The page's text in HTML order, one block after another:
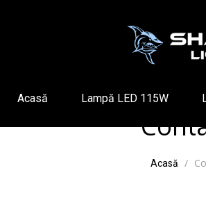
Acasă Lampă LED 115W
Acasă